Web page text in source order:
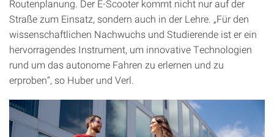
Routenplanung. Der E-Scooter kommt nicht nur auf der
Straße zum Einsatz, sondern auch in der Lehre. „Für den
wissenschaftlichen Nachwuchs und Studierende ist er ein
hervorragendes Instrument, um innovative Technologien
rund um das autonome Fahren zu erlernen und zu
erproben“, so Huber und Verl.